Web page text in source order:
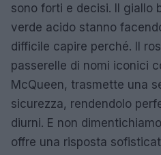
sono forti e decisi. Il giallo
verde acido stanno
difficile capire perché. Il
passerelle di nomi iconici
McQueen, trasmette una
sicurezza, rendendolo
diurni. E non
offre una risposta